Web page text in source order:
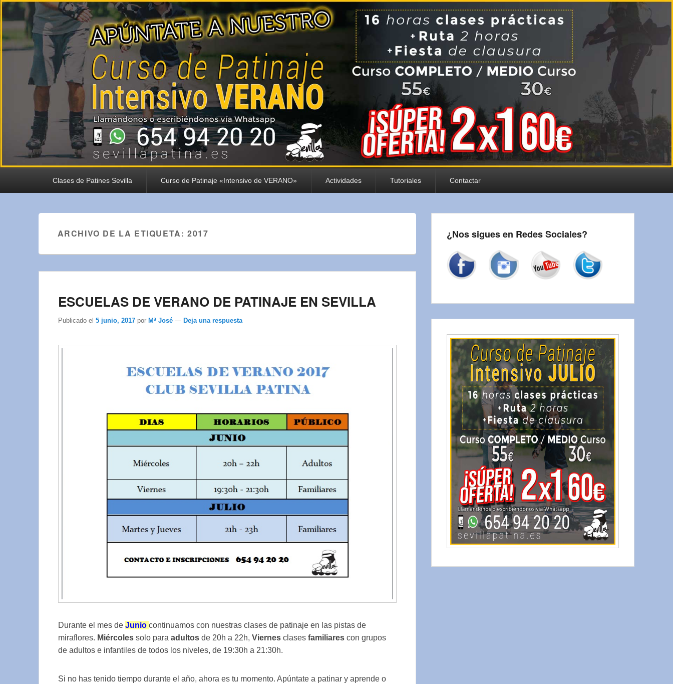
Clases de Patines Sevilla Curso de Patinaje «Intensivo de VERANO» Actividades Tutoriales Contactar
ARCHIVO DE LA ETIQUETA:2017
ESCUELAS DE VERANO DE PATINAJE EN SEVILLA
Publicado el 5 junio, 2017 por Mª José — Deja una respuesta
Durante el mes de Junio continuamos con nuestras clases de patinaje en las pistas de
miraflores. Miércoles solo para adultos de 20h a 22h, Viernes clases familiares con grupos
de adultos e infantiles de todos los niveles, de 19:30h a 21:30h.
Si no has tenido tiempo durante el año, ahora es tu momento. Apúntate a patinar y aprende o
¿Nos sigues en Redes Sociales?